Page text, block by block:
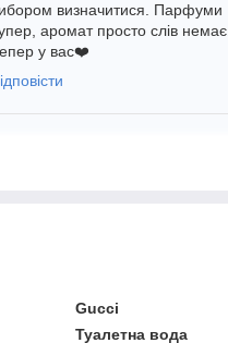
визначитися. Парфуми
аромат просто слів немає.
у вас❤️
Gucci
Туалетна вода